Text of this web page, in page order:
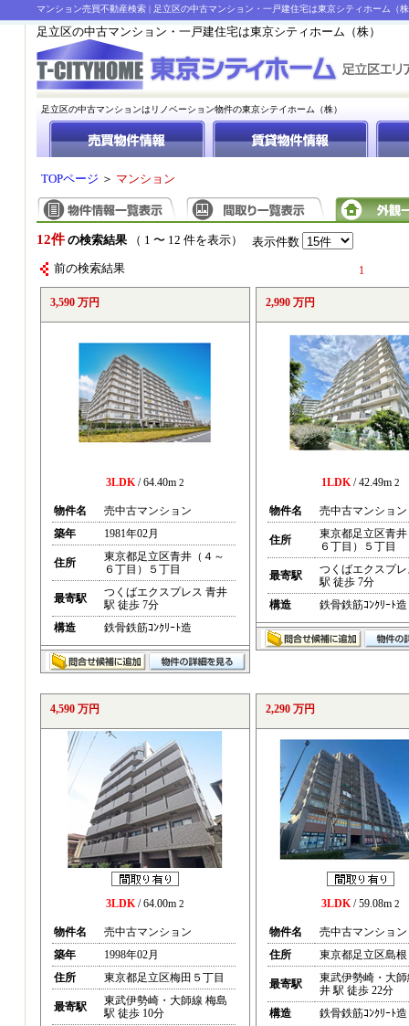
マンション売買不動産検索 | 足立区の中古マンション・一戸建住宅は東京シティホーム（
足立区の中古マンション・一戸建住宅は東京シティホーム（株）
足立区の中古マンションはリノベーション物件の東京シテイホーム（株）
TOPページ ＞ マンション
12件 の検索結果 （ 1 〜 12 件を表示） 表示件数
前の検索結果 1
3,590 万円
3LDK/ 64.40m 2
物件名
売中古マンション
築年
1981年02月
住所
東京都足立区青井（４～
６丁目）５丁目
最寄駅
つくばエクスプレス 青井
駅 徒歩 7分
構造
鉄骨鉄筋ｺﾝｸﾘｰﾄ造
2,990 万円
1LDK/ 42.49m 2
物件名 売中古マンション
住所
東京都足立区青
６丁目）５丁目
最寄駅
つくばエクスプ
駅 徒歩 7分
構造
鉄骨鉄筋ｺﾝｸﾘｰﾄ造
4,590 万円
3LDK/ 64.00m 2
物件名
売中古マンション
築年
1998年02月
住所
東京都足立区梅田５丁目
最寄駅
東武伊勢崎・大師線 梅島
駅 徒歩 10分
2,290 万円
3LDK/ 59.08m 2
物件名
売中古マンション
住所
東京都足立区島
最寄駅
東武伊勢崎・大
井 駅 徒歩 22分
構造
鉄骨鉄筋ｺﾝｸﾘｰﾄ造